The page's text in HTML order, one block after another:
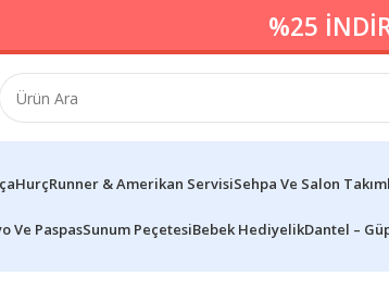
%25
HurçRunner & Amerikan ServisiSehpa Ve Salon
Ve PaspasSunum PeçetesiBebek HediyelikDantel –